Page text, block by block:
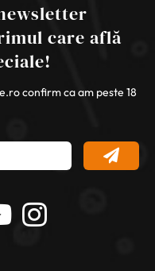
care află
confirm ca am peste 18